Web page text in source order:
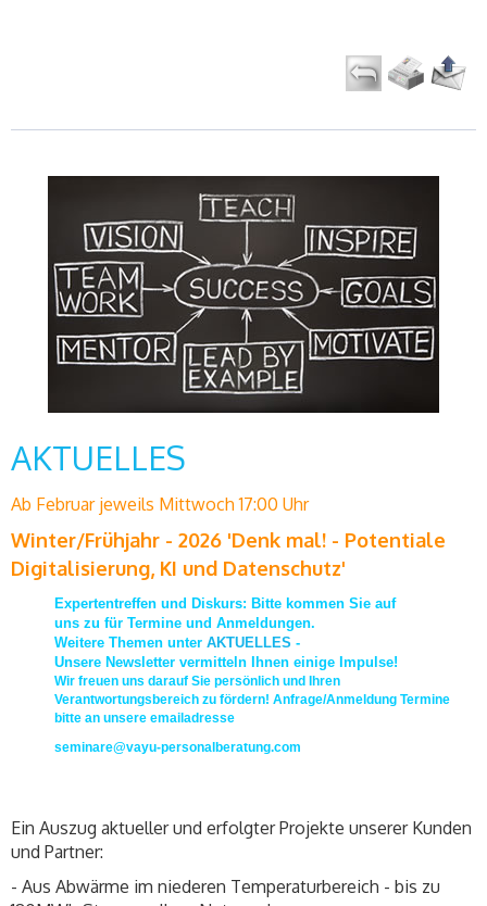
AKTUELLES
Ab Februar jeweils Mittwoch 17:00 Uhr
Winter/Frühjahr - 2026 'Denk mal! - Potentiale
Digitalisierung, KI und Datenschutz'
Expertentreffen und Diskurs: Bitte kommen Sie auf
uns zu für Termine und Anmeldungen.
Weitere Themen unter AKTUELLES -
Unsere Newsletter vermitteln Ihnen einige Impulse!
Wir freuen uns darauf Sie persönlich und Ihren
Verantwortungsbereich zu fördern! Anfrage/Anmeldung Termine
bitte an unsere emailadresse
seminare@vayu-personalberatung.com
Ein Auszug aktueller und erfolgter Projekte unserer Kunden
und Partner:
- Aus Abwärme im niederen Temperaturbereich - bis zu